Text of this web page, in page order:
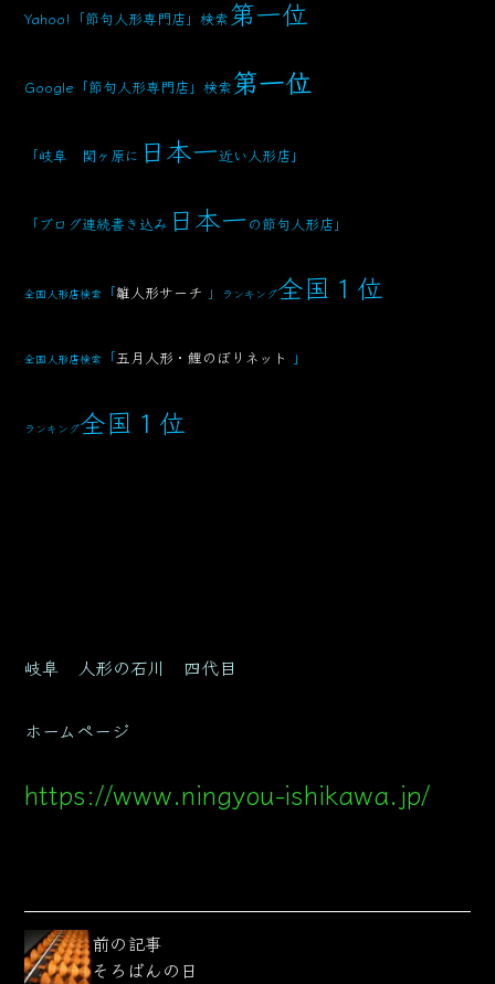
Yahoo!「節句人形専門店」検索第一位
Google「節句人形専門店」検索第一位
「岐阜 関ヶ原に 日本一近い人形店」
「ブログ連続書き込み 日本一 の節句人形店」
全国人形店検索 「雛人形サーチ 」 ランキング全国１位
全国人形店検索 「五月人形・鯉のぼりネット 」
ランキング全国１位
岐阜 人形の石川 四代目
ホームページ
https://www.ningyou-ishikawa.jp/
前の記事
そろばんの日